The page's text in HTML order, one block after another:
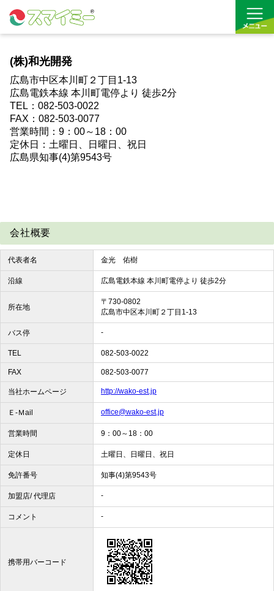
買う
お気に入り
(株)和光開発
広島市中区本川町２丁目1-13
広島電鉄本線 本川町電停より 徒歩2分
TEL：082-503-0022
FAX：082-503-0077
営業時間：9：00～18：00
定休日：土曜日、日曜日、祝日
広島県知事(4)第9543号
会社概要
代表者名 金光 佑樹
沿線 広島電鉄本線 本川町電停より 徒歩2分
所在地
〒730-0802
広島市中区本川町２丁目1-13
バス停 -
TEL 082-503-0022
FAX 082-503-0077
当社ホームページ http://wako-est.jp
Ｅ-Ｍail office@wako-est.jp
営業時間 9：00～18：00
定休日 土曜日、日曜日、祝日
免許番号 知事(4)第9543号
加盟店/ 代理店 -
コメント -
携帯用バーコード